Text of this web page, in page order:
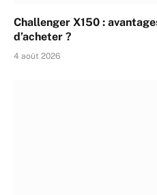
Challenger X150 :
d’acheter ?
4 août 2026